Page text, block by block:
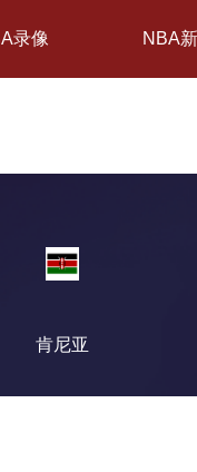
录像 NBA
肯尼亚